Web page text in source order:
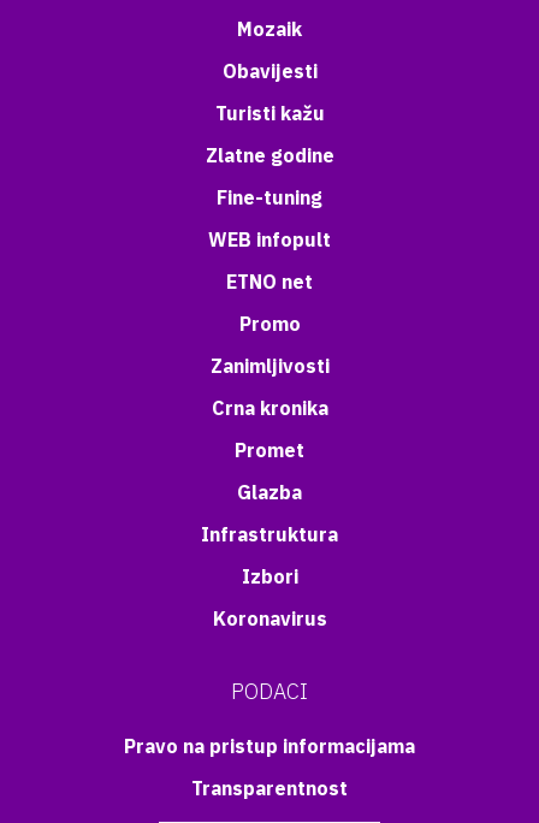
Mozaik
Obavijesti
Turisti kažu
Zlatne godine
Fine-tuning
WEB infopult
ETNO net
Promo
Zanimljivosti
Crna kronika
Promet
Glazba
Infrastruktura
Izbori
Koronavirus
PODACI
Pravo na pristup informacijama
Transparentnost